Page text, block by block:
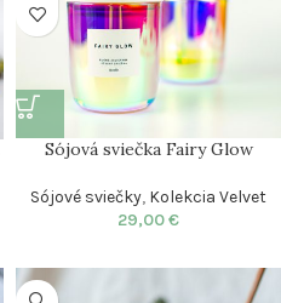
Sójová sviečka Fairy Glow
Sójové sviečky, Kolekcia Velvet
29,00€